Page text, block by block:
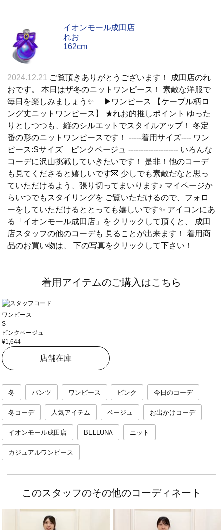
イオンモール成田店
れお
162cm
2024.12.21
ご覧頂きありがとうございます！ 成田店のれ
おです。 本日はザ冬のニットワンピース！ 素敵な洋服で
毎日を楽しみましょう✨ ▶︎ワンピース 【ケーブル柄ロ
ング丈ニットワンピース】 ★れお的推しポイント ゆった
りとしつつも、縦のシルエットでスタイルアップ！ 冬定
番の形のニットワンピースです！ -----着用サイズ---- ワン
ピース:Sサイズ ピンクベージュ -------------------- いろんな
コーデに沢山挑戦していきたいです！ 是非！他のコーデ
も見てくださると嬉しいです💌 少しでも素敵だなと思っ
ていただけるよう、張り切ってまいります♪ マイページか
らいつでもスタイリングを ご覧いただけるので、フォロ
ーをしていただけるととっても嬉しいです✨ アイコンにあ
る「イオンモール成田店」を クリックして頂くと、 成田
店スタッフの他のコーデも 見ることが出来ます！ 着用商
品のお買い物は、 下の写真をクリックして下さい！
着用アイテムのご購入はこちら
ワンピース
S
ピンクベージュ
¥1,644
店舗在庫
冬 パンツ ワンピース ピンク 今日のコーデ
冬コーデ 人気アイテム ベージュ お出かけコーデ
イオンモール成田店 BELLUNA ニット
カジュアルワンピース
このスタッフのその他のコーディネート